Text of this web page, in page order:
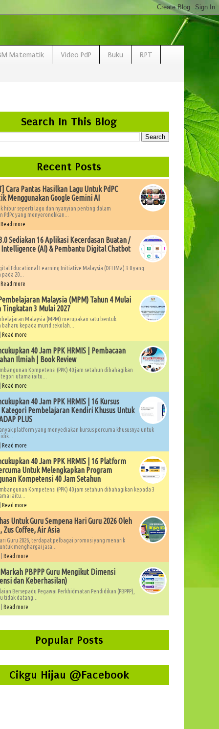
Matematik Video PdP Buku RPT
Search In This Blog
Recent Posts
Cara Pantas Hasilkan Lagu Untuk PdPC
Menggunakan Google Gemini AI
hibur seperti lagu dan nyanyian penting dalam
PdPc yang menyeronokkan...
Read more
Sediakan 16 Aplikasi Kecerdasan Buatan /
(AI) & Pembantu Digital Chatbot
Educational Learning Initiative Malaysia (DELIMa) 3.0 yang
20...
Read more
Malaysia (MPM) Tahun 4 Mulai
Tingkatan 3 Mulai 2027
Malaysia (MPM) merupakan satu bentuk
kepada murid sekolah...
Read more
40 Jam PPK HRMIS | Pembacaan
Ilmiah | Book Review
Kompetensi (PPK) 40 jam setahun dibahagikan
utama iaitu...
Read more
40 Jam PPK HRMIS | 16 Kursus
Kategori Pembelajaran Kendiri Khusus Untuk
PLUS
platform yang menyediakan kursus percuma khususnya untuk
Read more
40 Jam PPK HRMIS | 16 Platform
Untuk Melengkapkan Program
Kompetensi 40 Jam Setahun
Kompetensi (PPK) 40 jam setahun dibahagikan kepada 3
iaitu...
Read more
Untuk Guru Sempena Hari Guru 2026 Oleh
Zus Coffee, Air Asia
Guru 2026, terdapat pelbagai promosi yang menarik
menghargai jasa...
Read more
PBPPP Guru Mengikut Dimensi
dan Keberhasilan)
Bersepadu Pegawai Perkhidmatan Pendidikan (PBPPP),
tidak datang...
Read more
Popular Posts
Cikgu Hijau @Facebook